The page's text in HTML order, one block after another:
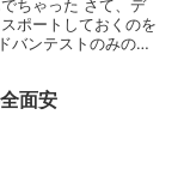
ちゃった さて、デ
ポートしておくのを
バンテストのみの取
面安